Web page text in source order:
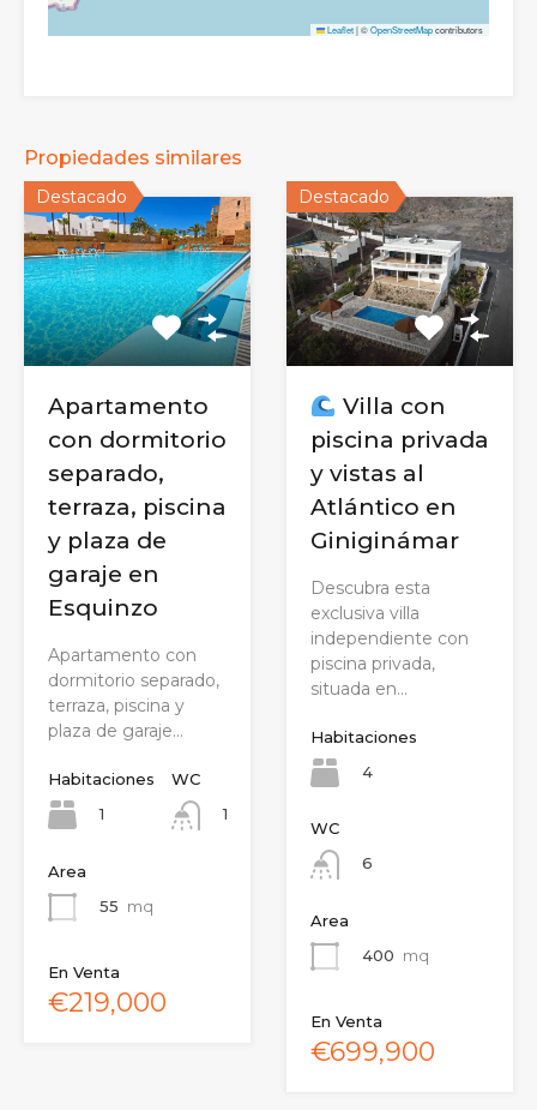
Leaflet|©OpenStreetMapcontributors
Propiedades similares
Destacado
Apartamento
con dormitorio
separado,
terraza, piscina
y plaza de
garaje en
Esquinzo
Apartamento con
dormitorio separado,
terraza, piscina y
plaza de garaje…
Habitaciones
1
WC
1
Area
55 mq
En Venta
€219,000
Destacado
Villa con
piscina privada
y vistas al
Atlántico en
Giniginámar
Descubra esta
exclusiva villa
independiente con
piscina privada,
situada en…
Habitaciones
4
WC
6
Area
400 mq
En Venta
€699,900